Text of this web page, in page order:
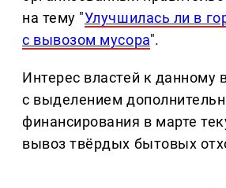
на тему "Улучшилась ли в
с вывозом мусора".
Интерес властей к данному
с выделением
финансирования в марте
вывоз твёрдых бытовых